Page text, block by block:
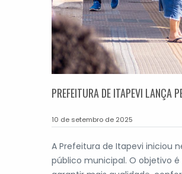
PREFEITURA DE ITAPEVI LANÇA
10 de setembro de 2025
A Prefeitura de Itapevi iniciou
público municipal. O objetivo